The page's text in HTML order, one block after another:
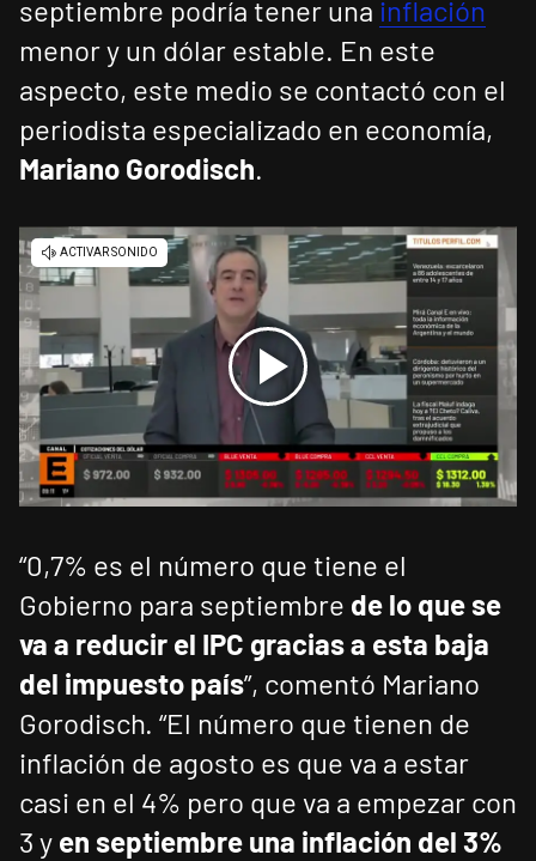
septiembre podría tener una inflación
menor y un dólar estable. En este
aspecto, este medio se contactó con el
periodista especializado en economía,
Mariano Gorodisch.
“0,7% es el número que tiene el
Gobierno para septiembre de lo que se
va a reducir el IPC gracias a esta baja
del impuesto país”, comentó Mariano
Gorodisch. “El número que tienen de
inflación de agosto es que va a estar
casi en el 4% pero que va a empezar con
3 y en septiembre una inflación del 3%